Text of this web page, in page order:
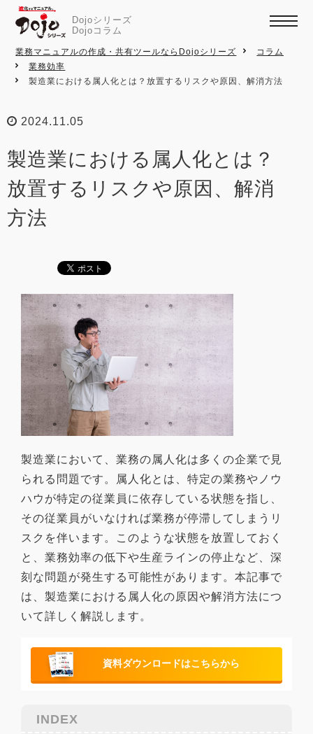
Dojoシリーズ
Dojoコラム
業務マニュアルの作成・共有ツールならDojoシリーズ
コラム
業務効率
製造業における属人化とは？放置するリスクや原因、解消方法
2024.11.05
製造業における属人化とは？
放置するリスクや原因、解消
方法
製造業において、業務の属人化は多くの企業で見
られる問題です。属人化とは、特定の業務やノウ
ハウが特定の従業員に依存している状態を指し、
その従業員がいなければ業務が停滞してしまうリ
スクを伴います。このような状態を放置しておく
と、業務効率の低下や生産ラインの停止など、深
刻な問題が発生する可能性があります。本記事で
は、製造業における属人化の原因や解消方法につ
いて詳しく解説します。
資料ダウンロードはこちらから
INDEX